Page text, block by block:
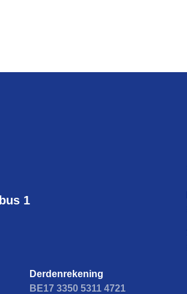
1
Derdenrekening
BE17 3350 5311 4721